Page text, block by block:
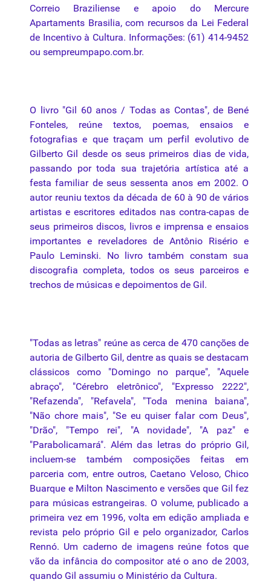
Correio Braziliense e apoio do Mercure
Apartaments Brasilia, com recursos da Lei Federal
de Incentivo à Cultura. Informações: (61) 414-9452
ou sempreumpapo.com.br.
O livro "Gil 60 anos / Todasas Contas", de Bené
Fonteles, reúne textos, poemas, ensaios e
fotografias e que traçam um perfil evolutivo de
Gilberto Gil desde os seus primeiros dias de vida,
passando portoda sua trajetória artística até a
festa familiar de seus sessenta anos em 2002. O
autor reuniu textos da década de 60 à 90 de vários
artistas e escritores editados nas contra-capas de
seus primeiros discos, livrose imprensa e ensaios
importantes e reveladores de Antônio Risério e
Paulo Leminski. No livro também constam sua
discografia completa, todos os seus parceiros e
trechos de músicas e depoimentos de Gil.
"Todas as letras" reúne as cerca de 470 canções de
autoria de Gilberto Gil, dentre as quais se destacam
clássicos como "Domingo no parque", "Aquele
abraço", "Cérebro eletrônico", "Expresso 2222",
"Refazenda", "Refavela", "Toda menina baiana",
"Não chore mais", "Se eu quiser falar com Deus",
"Drão", "Tempo rei", "A novidade", "A paz" e
"Parabolicamará". Além das letrasdo próprio Gil,
incluem-se também composições feitas em
parceria com, entre outros, Caetano Veloso, Chico
Buarque e Milton Nascimento e versões que Gil fez
para músicas estrangeiras. O volume, publicado a
primeira vez em 1996, volta em edição ampliada e
revista pelo próprio Gil e pelo organizador, Carlos
Rennó. Um caderno de imagens reúne fotos que
vãoda infância do compositor até o ano de 2003,
quando Gil assumiu o Ministério da Cultura.